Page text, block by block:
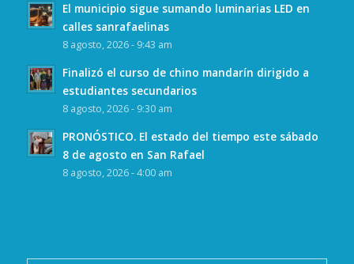
El municipio sigue sumando luminarias LED en
calles sanrafaelinas
8 agosto, 2026 - 9:43 am
Finalizó el curso de chino mandarín dirigido a
estudiantes secundarios
8 agosto, 2026 - 9:30 am
PRONÓSTICO. El estado del tiempo este sábado
8 de agosto en San Rafael
8 agosto, 2026 - 4:00 am